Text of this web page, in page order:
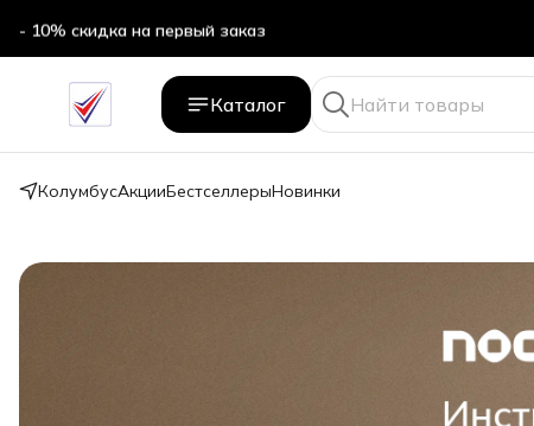
- 10% скидка на первый заказ
Каталог
КолумбусАкцииБестселлерыНовинки